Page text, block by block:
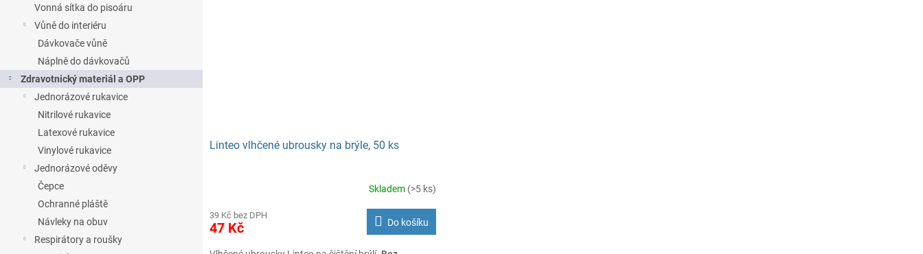
Vonná sítka do pisoáru
Vůně do interiéru
Dávkovače vůně
Náplně do dávkovačů
Zdravotnický materiál a OPP
Jednorázové rukavice
Nitrilové rukavice
Latexové rukavice
Vinylové rukavice
Jednorázové oděvy
Čepce
Ochranné pláště
Návleky na obuv
Respirátory a roušky
Linteo vlhčené ubrousky na brýle, 50 ks
Skladem (>5 ks)
39 Kč bez DPH
47 Kč Do košíku